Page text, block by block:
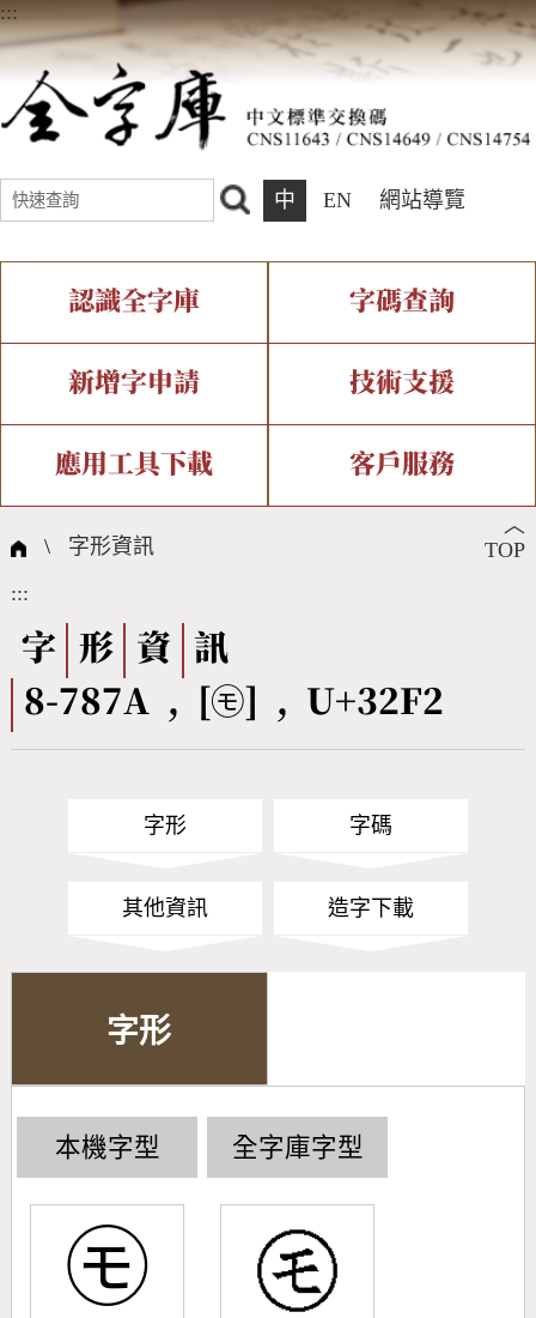
:::
中 EN 網站導覽
認識全字庫
全字庫介紹 全字庫現況
中文碼介紹 專有名詞介紹
國際字碼相關組織
字碼查詢
IDS查詢 部件查詢
複合查詢 注音查詢
筆畫查詢
筆順序查詢
CNS查詢 Unicode查詢
新增字申請
新字申請處理流程
技術支援
字形即時顯示 造字解決方案
全字庫授權 轉碼Web Service
應用工具下載
個人電腦造字處理工具
字形下載
客戶服務
問題集
熱門查詢統計
︿
TOP
\ 字形資訊
:::
字 形 資
訊
8-787A , [㋲] , U+32F2
字形 字碼
其他資訊 造字下載
字形
本機字型
㋲
全字庫字型